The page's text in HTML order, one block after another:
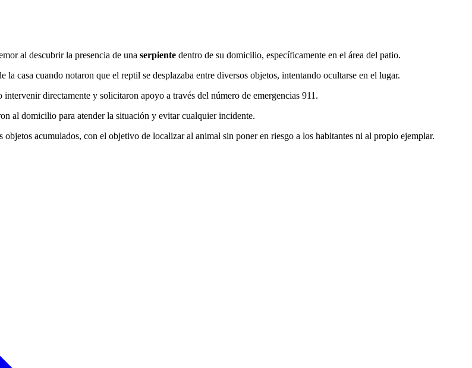
al descubrir la presencia de una serpiente dentro de su domicilio, específicamente en el área del patio.
casa cuando notaron que el reptil se desplazaba entre diversos objetos, intentando ocultarse en el lugar.
directamente y solicitaron apoyo a través del número de emergencias 911.
al domicilio para atender la situación y evitar cualquier incidente.
acumulados, con el objetivo de localizar al animal sin poner en riesgo a los habitantes ni al propio ejemplar.